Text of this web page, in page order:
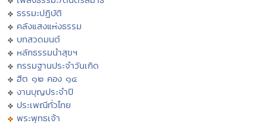
ธรรมะปฏิบัติ
คลังแสงแห่งธรรม
บทสวดมนต์
หลักธรรมนำสุขฯ
กรรมฐานประจำวันเกิด
ฮีต ๑๒ คอง ๑๔
งานบุญประจำปี
ประเพณีทั่วไทย
พระพุทธเจ้า